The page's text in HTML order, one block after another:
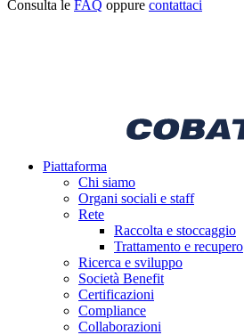
Consulta le FAQ oppure contattaci
Piattaforma
Chi siamo
Organi sociali e staff
Rete
Raccolta e stoccaggio
Trattamento e recupero
Ricerca e sviluppo
Società Benefit
Certificazioni
Compliance
Collaborazioni